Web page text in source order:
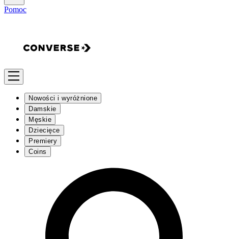
Pomoc
Nowości i wyróżnione
Damskie
Męskie
Dziecięce
Premiery
Coins